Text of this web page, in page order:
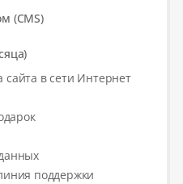
(CMS)
в сети Интернет
поддержки